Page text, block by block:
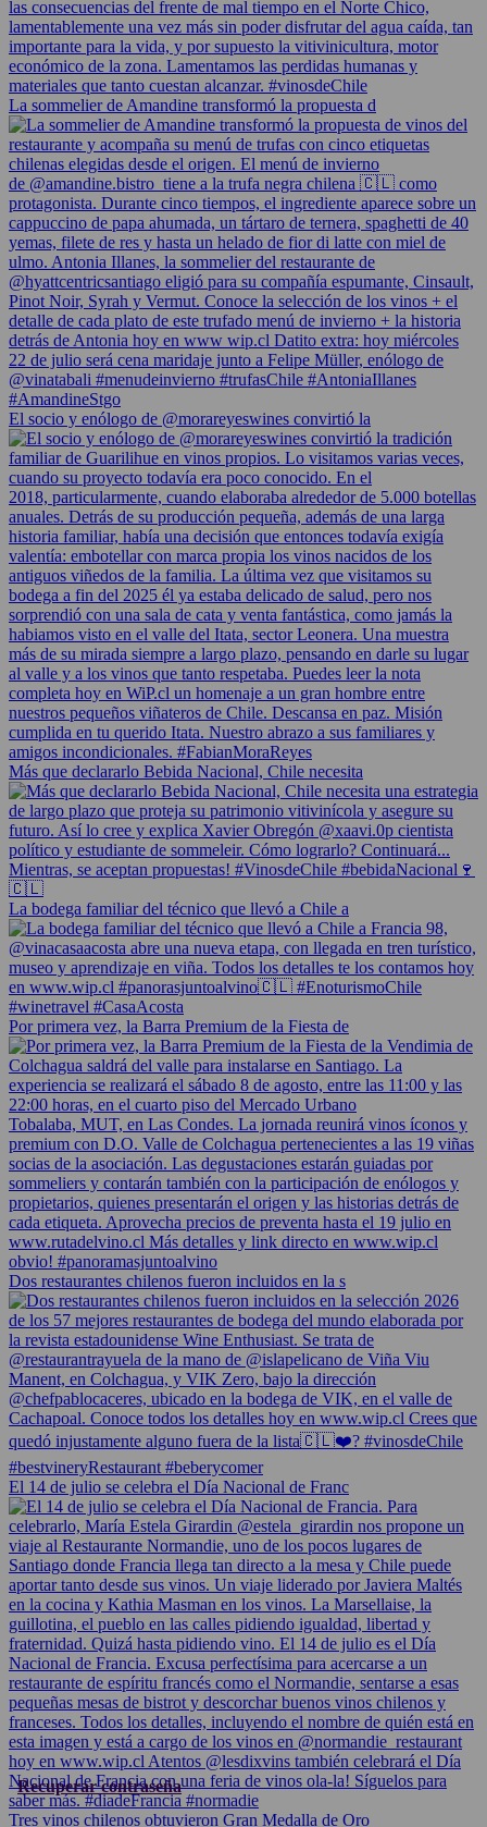
La sommelier de Amandine transformó la propuesta d
El socio y enólogo de @morareyeswines convirtió la
Más que declararlo Bebida Nacional, Chile necesita
La bodega familiar del técnico que llevó a Chile a
Por primera vez, la Barra Premium de la Fiesta de
Dos restaurantes chilenos fueron incluidos en la s
El 14 de julio se celebra el Día Nacional de Franc
Tres vinos chilenos obtuvieron Gran Medalla de Oro
Recuperar contraseña